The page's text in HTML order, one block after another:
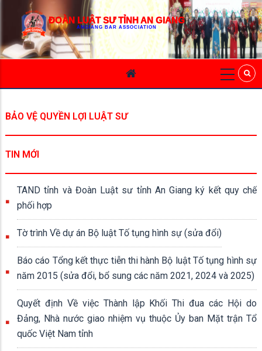
ĐOÀN LUẬT SƯ TỈNH AN GIANG
ANGIANG BAR ASSOCIATION
BẢO VỆ QUYỀN LỢI LUẬT SƯ
TIN MỚI
TAND tỉnh và Đoàn Luật sư tỉnh An Giang ký kết quy chế
phối hợp
Tờ trình Về dự án Bộ luật Tố tụng hình sự (sửa đổi)
Báo cáo Tổng kết thực tiễn thi hành Bộ luật Tố tụng hình sự
năm 2015 (sửa đổi, bổ sung các năm 2021, 2024 và 2025)
Quyết định Về việc Thành lập Khối Thi đua các Hội do
Đảng, Nhà nước giao nhiệm vụ thuộc Ủy ban Mặt trận Tổ
quốc Việt Nam tỉnh